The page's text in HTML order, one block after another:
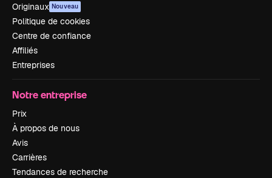
Originaux Nouveau
Politique de cookies
Centre de confiance
Affiliés
Entreprises
Notre entreprise
Prix
À propos de nous
Avis
Carrières
Tendances de recherche